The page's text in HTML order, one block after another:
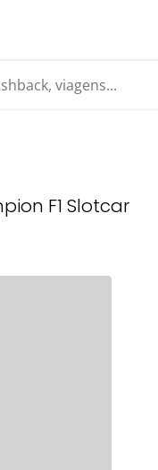
viagens...
F1 Slotcar